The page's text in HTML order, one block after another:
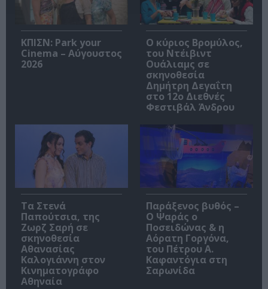
ΚΠΙΣΝ: Park your
Cinema – Αύγουστος
2026
O κύριος Βρομύλος,
του Ντέιβιντ
Ουάλιαμς σε
σκηνοθεσία
Δημήτρη Δεγαΐτη
στο 12ο Διεθνές
Φεστιβάλ Άνδρου
Τα Στενά
Παπούτσια, της
Ζωρζ Σαρή σε
σκηνοθεσία
Αθανασίας
Καλογιάννη στον
Κινηματογράφο
Αθηναία
Παράξενος βυθός –
Ο Ψαράς ο
Ποσειδώνας & η
Αόρατη Γοργόνα,
του Πέτρου Α.
Καφαντόγια στη
Σαρωνίδα